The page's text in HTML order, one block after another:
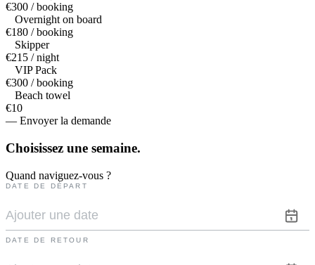
€300 / booking
Overnight on board
€180 / booking
Skipper
€215 / night
VIP Pack
€300 / booking
Beach towel
€10
— Envoyer la demande
Choisissez une semaine.
Quand naviguez-vous ?
DATE DE DÉPART
DATE DE RETOUR